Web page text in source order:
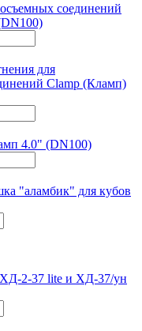
соединений
для
Сlamp (Кламп)
4.0" (DN100)
"аламбик" для кубов
ХД-2-37 lite и ХД-37/ун